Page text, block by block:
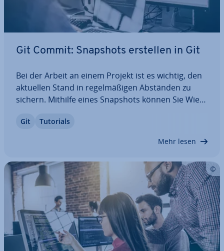
Git Commit: Snapshots erstellen in Git
Bei der Arbeit an einem Projekt ist es wichtig, den
aktuellen Stand in re­gel­mä­ßi­gen Abständen zu
sichern. Mithilfe eines Snapshots können Sie Wie­
einem früheren Punkt zu­rück­keh­ren. Der
Git Tutorials
Mehr lesen